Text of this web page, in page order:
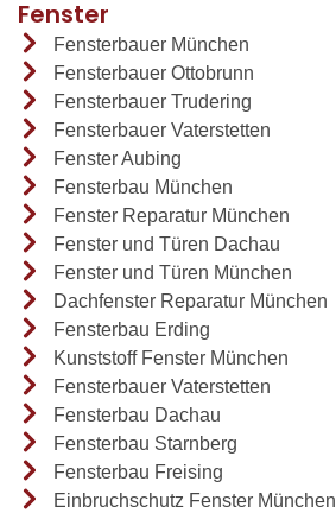
Fenster
Fensterbauer München
Fensterbauer Ottobrunn
Fensterbauer Trudering
Fensterbauer Vaterstetten
Fenster Aubing
Fensterbau München
Fenster Reparatur München
Fenster und Türen Dachau
Fenster und Türen München
Dachfenster Reparatur München
Fensterbau Erding
Kunststoff Fenster München
Fensterbauer Vaterstetten
Fensterbau Dachau
Fensterbau Starnberg
Fensterbau Freising
Einbruchschutz Fenster München